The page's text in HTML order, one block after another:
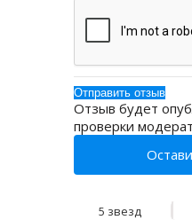
Отзыв будет
проверки
5 звезд